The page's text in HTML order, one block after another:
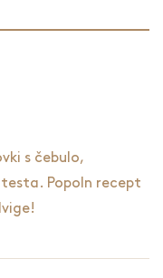
s čebulo,
Popoln recept